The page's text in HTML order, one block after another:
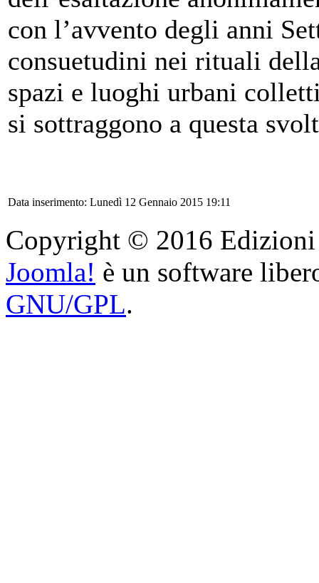
con l’avvento degli anni
consuetudini nei rituali
spazi e luoghi urbani
si sottraggono a questa
Data inserimento: Lunedì 12 Gennaio 2015 19:11
Copyright © 2016
Joomla! è un software
GNU/GPL.